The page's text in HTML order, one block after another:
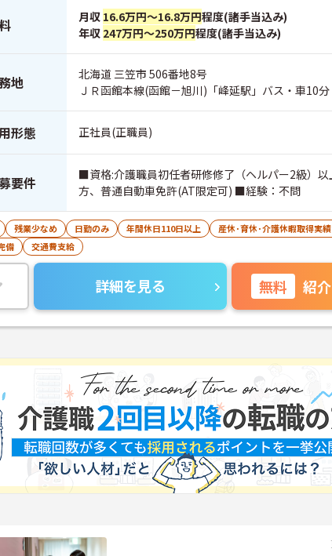
月収 16.6万円～16.8万円程度(諸手当込み)
年収 247万円～250万円程度(諸手当込み)
地
北海道 三笠市 506番地8号
ＪＲ函館本線(函館－旭川)「峰延駅」バス・車10分
形態 正社員(正職員)
要件
■資格:介護職員初任者研修修了（ヘルパー2級）以
方、普通自動車免許(AT限定可) ■経験：不問
残業少なめ 日勤のみ 年間休日110日以上
産休･育休･介護休暇取得実
備
交通費支給
詳細を見る 無料 紹